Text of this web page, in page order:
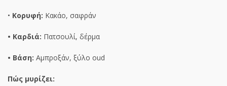
• Κορυφή: Κακάο, σαφράν
• Καρδιά: Πατσουλί, δέρμα
• Βάση: Αμπροξάν, ξύλο oud
Πώς μυρίζει: